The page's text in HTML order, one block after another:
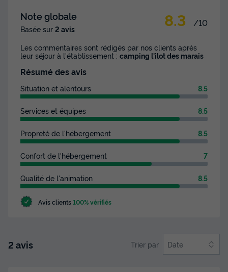
Note globale
Basée sur 2 avis 8.3 /10
Les commentaires sont rédigés par nos clients après
leur séjour à l'établissement : camping l'ilot des marais
Résumé des avis
Situation et alentours 8.5
Services et équipes 8.5
Propreté de l'hébergement 8.5
Confort de l'hébergement 7
Qualité de l'animation 8.5
Avis clients100% vérifiés
2 avis Trier par Date